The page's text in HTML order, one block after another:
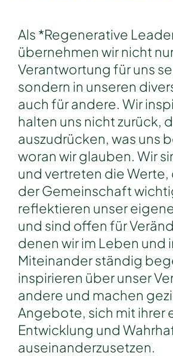
Als *Regenerative
übernehmen wir nicht
Verantwortung für uns
sondern in unseren
auch für andere. Wir
halten uns nicht zurück,
auszudrücken, was uns
woran wir glauben. Wir
und vertreten die Werte,
der Gemeinschaft
reflektieren unser
und sind offen für
denen wir im Leben und
Miteinander ständig
inspirieren über unser
andere und machen
Angebote, sich mit ihrer
Entwicklung und
auseinanderzusetzen.